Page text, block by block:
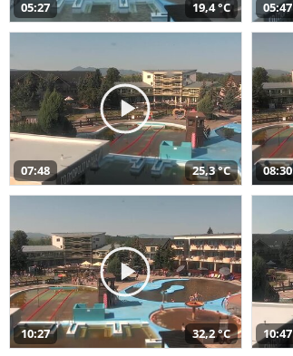
05:27 19,4 °C 05:47
07:48 25,3 °C 08:30
10:27 32,2 °C 10:47